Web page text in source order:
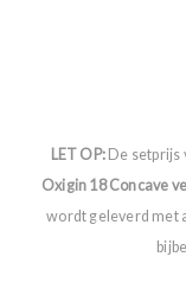
LET OP:De setprijs
Oxigin 18 Concave
wordt geleverd met